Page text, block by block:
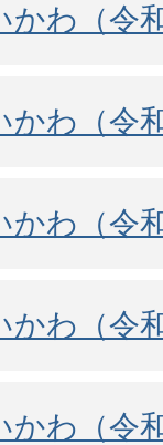
かわ（令
かわ（令
かわ（令
かわ（令
かわ（令